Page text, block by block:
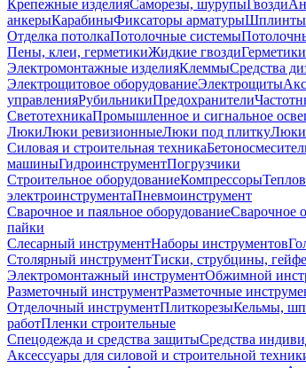
Крепежные изделияСаморезы, шурупыГвозди
анкерыКарабиныФиксаторы арматурыШплинты
Отделка потолкаПотолочные системы
Пены, клеи, герметикиЖидкие гвоздиГерметики
Электромонтажные изделияКлеммыСредства
Электрощитовое оборудованиеЭлектрощиты
управленияРубильникиПредохранители
СветотехникаПромышленное и сигнальное
ЛюкиЛюки ревизионныеЛюки под плиткуЛюки
Силовая и строительная техника
машиныГидроинструментПогрузчики
Строительное оборудованиеКомпрессоры
электроинструментаПневмоинструмент
Сварочное и паяльное оборудованиеСварочное
пайки
Слесарный инструментНаборы инструментов
Столярный инструментТиски, струбцины,
Электромонтажный инструментОбжимной
Разметочный инструментРазметочные
Отделочный инструментПлиткорезыКельмы,
работПленки строительные
Спецодежда и средства защитыСредства
Аксессуары для силовой и строительной